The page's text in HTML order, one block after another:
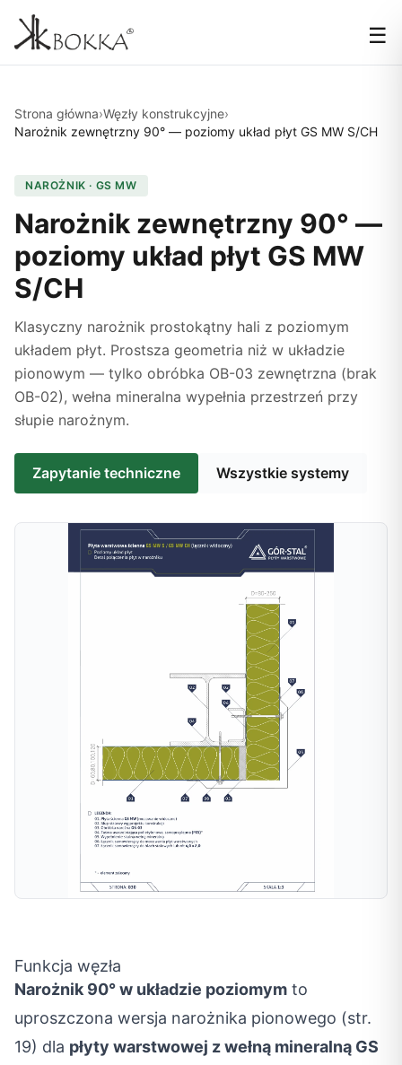
☰
Strona główna›Węzły konstrukcyjne›
Narożnik zewnętrzny 90° — poziomy układ płyt GS MW S/CH
NAROŻNIK · GS MW
Narożnik zewnętrzny 90° —
poziomy układ płyt GS MW
S/CH
Klasyczny narożnik prostokątny hali z poziomym
układem płyt. Prostsza geometria niż w układzie
pionowym — tylko obróbka OB-03 zewnętrzna (brak
OB-02), wełna mineralna wypełnia przestrzeń przy
słupie narożnym.
Zapytanie techniczne Wszystkie systemy
Funkcja węzła
Narożnik 90° w układzie poziomym to
uproszczona wersja narożnika pionowego (str.
19) dla płyty warstwowej z wełną mineralną GS